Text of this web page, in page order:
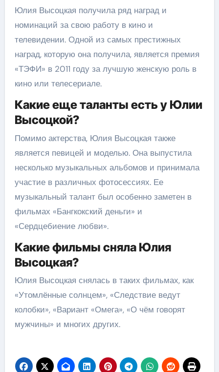
Юлия Высоцкая получила ряд наград и
номинаций за свою работу в кино и
телевидении. Одной из самых престижных
наград, которую она получила, является премия
«ТЭФИ» в 2011 году за лучшую женскую роль в
кино или телесериале.
Какие еще таланты есть у Юлии
Высоцкой?
Помимо актерства, Юлия Высоцкая также
является певицей и моделью. Она выпустила
несколько музыкальных альбомов и принимала
участие в различных фотосессиях. Ее
музыкальный талант был особенно заметен в
фильмах «Бангкокский деньги» и
«Сердцебиение любви».
Какие фильмы сняла Юлия
Высоцкая?
Юлия Высоцкая снялась в таких фильмах, как
«Утомлённые солнцем», «Следствие ведут
колобки», «Вариант «Омега», «О чём говорят
мужчины» и многих других.